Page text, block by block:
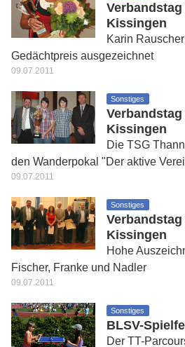
Verbandstag
Kissingen
Karin
Gedächtpreis ausgezeichnet
09.07.2011
Sonstiges
Verbandstag
Kissingen
Die TSG
den Wanderpokal "Der aktive
09.07.2011
Sonstiges
Verbandstag
Kissingen
Hohe
Fischer, Franke und Nadler
09.07.2011
Sonstiges
BLSV-
Der TT-